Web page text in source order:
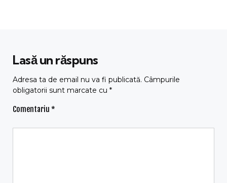
Lasă un răspuns
Adresa ta de email nu va fi publicată. Câmpurile
obligatorii sunt marcate cu *
Comentariu *